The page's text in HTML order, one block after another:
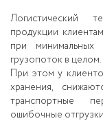
Логистический
продукции
при минимальных
грузопоток в целом.
При этом у
хранения,
транспортные
ошибочные